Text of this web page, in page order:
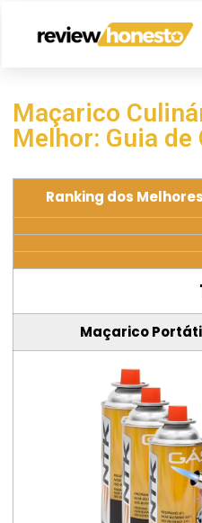
Maçarico
Melhor: Guia de
Ranking dos
Maçarico